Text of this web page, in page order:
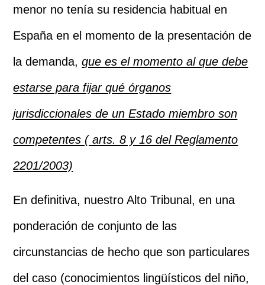
menor no tenía su residencia habitual en
España en el momento de la presentación de
la demanda,que es el momento al que debe
estarse para fijar qué órganos
jurisdiccionales de un Estado miembro son
competentes ( arts. 8 y 16 del Reglamento
2201/2003)
En definitiva, nuestro Alto Tribunal, en una
ponderación de conjunto de las
circunstancias de hecho que son particulares
del caso (conocimientos lingüísticos del niño,